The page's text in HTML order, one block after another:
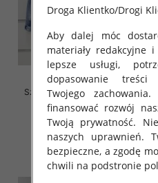
Szorty damskie jeansy Roz XS-
XL, 1 Kolor Paczka 10 szt
46.00 zł
szczegóły
Droga Klientko/Drogi
Aby dalej móc
materiały redakcyjne
lepsze usługi,
dopasowanie treści
Twojego
finansować rozwój
Twoją prywatność.
naszych uprawnień.
bezpieczne, a zgodę
chwili na podstronie